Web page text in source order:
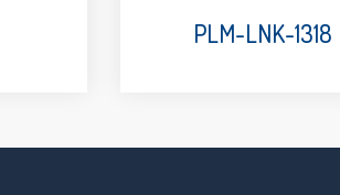
PLM-LNK-1318